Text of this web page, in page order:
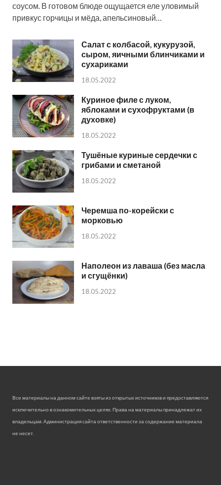
соусом. В готовом блюде ощущается еле уловимый
привкус горчицы и мёда, апельсиновый…
Салат с колбасой, кукурузой,
сыром, яичными блинчиками и
сухариками
18.05.2022
Куриное филе с луком,
яблоками и сухофруктами (в
духовке)
18.05.2022
Тушёные куриные сердечки с
грибами и сметаной
18.05.2022
Черемша по-корейски с
морковью
18.05.2022
Наполеон из лаваша (без масла
и сгущёнки)
18.05.2022
Все материалы на данном сайте взяты из открытых источников и предоставляются
исключительно в ознакомительных целях. Права на материалы принадлежат их
владельцам. Администрация сайта ответственности за содержание материала
не несет.